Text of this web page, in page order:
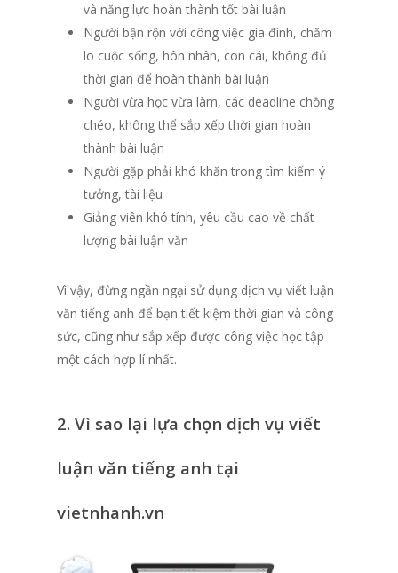
và năng lực hoàn thành tốt bài luận
Người bận rộn với công việc gia đình, chăm
lo cuộc sống, hôn nhân, con cái, không đủ
thời gian để hoàn thành bài luận
Người vừa học vừa làm, các deadline chồng
chéo, không thể sắp xếp thời gian hoàn
thành bài luận
Người gặp phải khó khăn trong tìm kiếm ý
tưởng, tài liệu
Giảng viên khó tính, yêu cầu cao về chất
lượng bài luận văn
Vì vậy, đừng ngần ngại sử dụng dịch vụ viết luận
văn tiếng anh để bạn tiết kiệm thời gian và công
sức, cũng như sắp xếp được công việc học tập
một cách hợp lí nhất.
2. Vì sao lại lựa chọn dịch vụ viết
luận văn tiếng anh tại
vietnhanh.vn